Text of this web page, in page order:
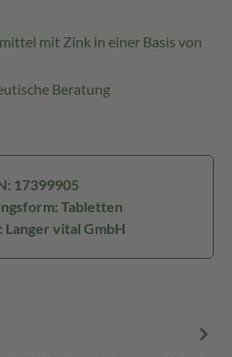
mit Zink in einer Basis von
Beratung
17399905
Tabletten
vital GmbH